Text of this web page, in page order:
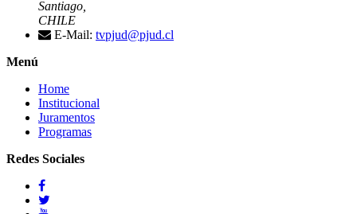
Santiago,
CHILE
E-Mail: tvpjud@pjud.cl
Menú
Home
Institucional
Juramentos
Programas
Redes Sociales